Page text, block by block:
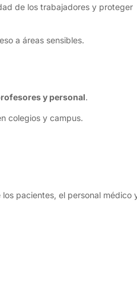
de los trabajadores y proteger
a áreas sensibles.
y personal.
colegios y campus.
pacientes, el personal médico